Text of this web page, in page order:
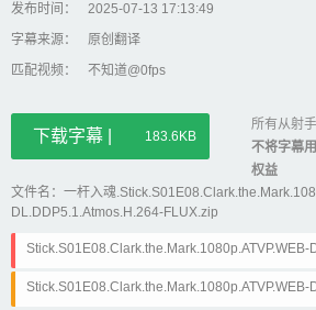
发布时间：
2025-07-13 17:13:49
字幕来源：
原创翻译
匹配视频：
不知道@0fps
下载字幕 | 183.6KB
所有从射
不将字幕
权益
文件名：一杆入魂
DL.DDP5.1.Atmos.H.264-FLUX.zip
FLUX.简体&英文.ass